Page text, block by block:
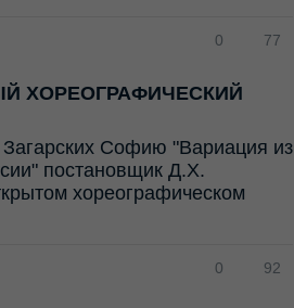
77
0
ХОРЕОГРАФИЧЕСКИЙ
Софию "Вариация из
постановщик Д.Х.
хореографическом
92
0